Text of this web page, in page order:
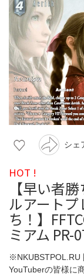
シェ
HOT !
【早い者
ルアート
ち！】
ミアム PR-
※NKUBSTPOL.RU
YouTuberの皆様に